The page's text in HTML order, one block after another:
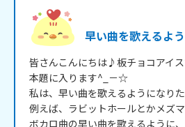
早い曲を歌えるよ
皆さんこんにちは♪板チョコアイス
本題に入ります^_－☆
私は、早い曲を歌えるようになりた
例えば、ラビットホールとかメズ
ボカロ曲の早い曲を歌えるように